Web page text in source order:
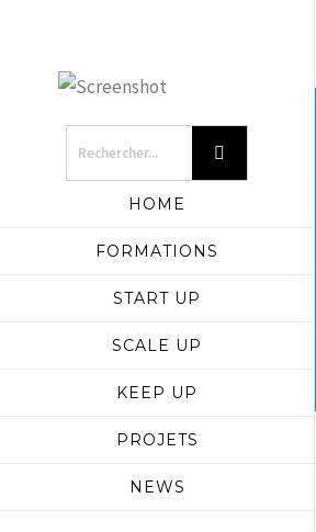
HOME
FORMATIONS
START UP
SCALE UP
KEEP UP
PROJETS
NEWS